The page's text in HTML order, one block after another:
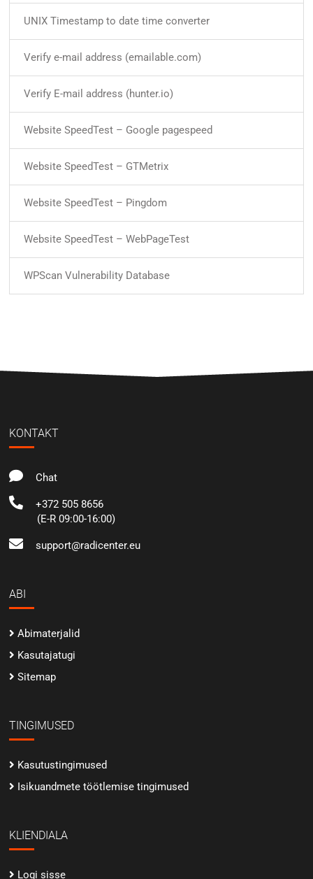
UNIX Timestamp to date time converter
Verify e-mail address (emailable.com)
Verify E-mail address (hunter.io)
Website SpeedTest – Google pagespeed
Website SpeedTest – GTMetrix
Website SpeedTest – Pingdom
Website SpeedTest – WebPageTest
WPScan Vulnerability Database
KONTAKT
Chat
+372 505 8656
(E-R 09:00-16:00)
support@radicenter.eu
ABI
Abimaterjalid
Kasutajatugi
Sitemap
TINGIMUSED
Kasutustingimused
Isikuandmete töötlemise tingimused
KLIENDIALA
Logi sisse